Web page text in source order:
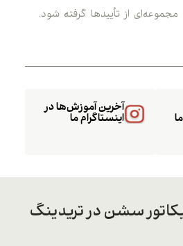
از تأییدها گرفته شود.
آخرین آموزش‌ها در
اینستاگرام ما
سشن در تریدینگ